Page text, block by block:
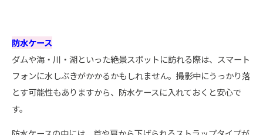
防水ケース
ダムや海・川・湖といった絶景スポットに訪れる際は、スマート
フォンに水しぶきがかかるかもしれません。撮影中にうっかり落
とす可能性もありますから、防水ケースに入れておくと安心で
す。